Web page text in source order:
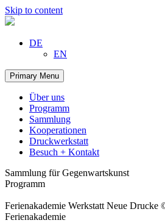
Skip to content
DE
EN
Primary Menu
Über uns
Programm
Sammlung
Kooperationen
Druckwerkstatt
Besuch + Kontakt
Sammlung für Gegenwartskunst
Programm
Ferienakademie Werkstatt Neue Drucke
Ferienakademie